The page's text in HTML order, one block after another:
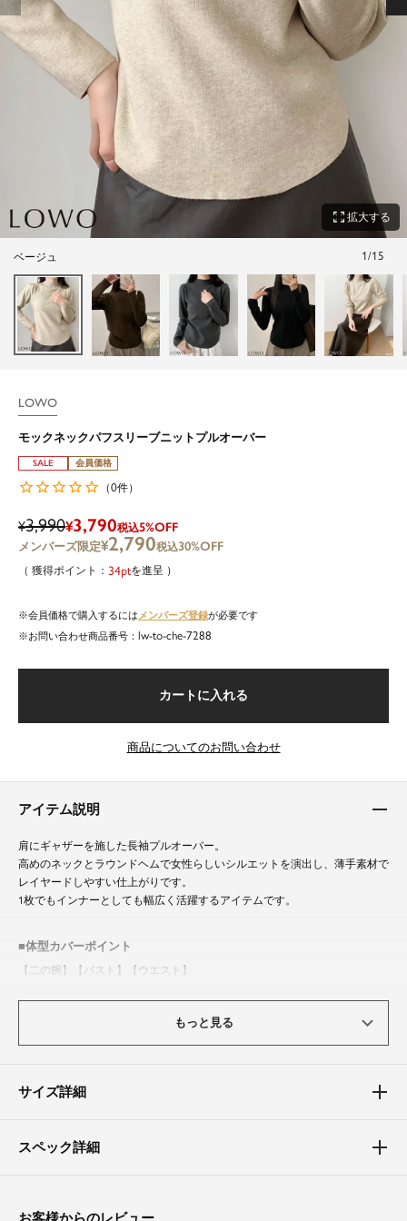
zoom_out_map 拡大する
ベージュ 1/15
LOWO
モックネックパフスリーブニットプルオーバー
SALE 会員価格
（0件）
¥3,990¥3,790税込5%OFF
¥2,790税込30%OFF
34 を進呈
会員価格で購入するには メンバーズ登録が必要です
商品番号
lw-to-che-7288
カートに入れる
商品についてのお問い合わせ
アイテム説明
肩にギャザーを施した長袖プルオーバー。
高めのネックとラウンドヘムで女性らしいシルエットを演出し、薄手素材で
レイヤードしやすい仕上がりです。
1枚でもインナーとしても幅広く活躍するアイテムです。
体型カバーポイント
【二の腕】【バスト】【ウエスト】
また、ラウンドヘムがウエスト周りをさりげなくカバーし、全体のバランス
を整えます。
もっと見る
サイズ詳細
スペック詳細